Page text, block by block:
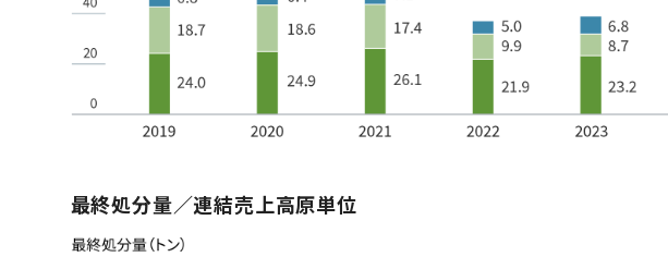
最終処分量／連結売上高原単位